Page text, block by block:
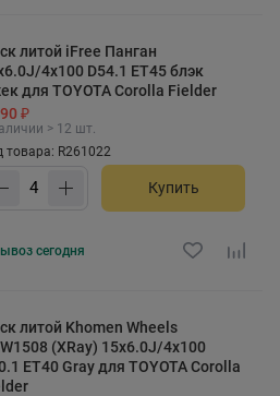
литой iFree Панган
4x100 D54.1 ET45 блэк
для TOYOTA Corolla Fielder
₽
> 12 шт.
товара: R261022
Купить
сегодня
литой Khomen Wheels
(XRay) 15x6.0J/4x100
ET40 Gray для TOYOTA Corolla